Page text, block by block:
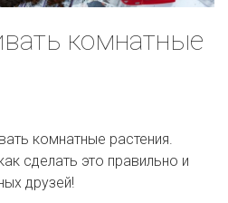
комнатные
комнатные растения.
сделать это правильно и
друзей!